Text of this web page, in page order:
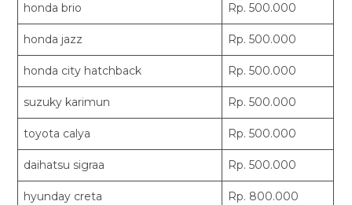
honda brio Rp. 500.000
honda jazz Rp. 500.000
honda city hatchback Rp. 500.000
suzuky karimun Rp. 500.000
toyota calya Rp. 500.000
daihatsu sigraa Rp. 500.000
hyunday creta Rp. 800.000